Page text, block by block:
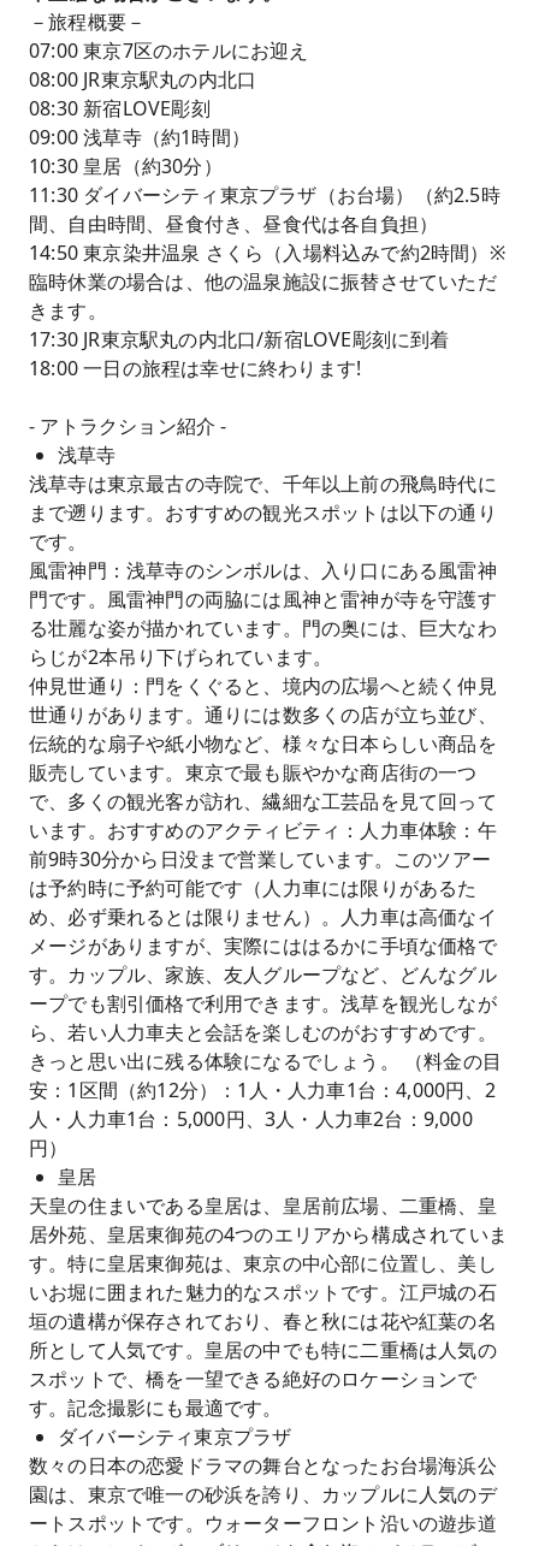
－旅程概要－
07:00 東京7区のホテルにお迎え
08:00 JR東京駅丸の内北口
08:30 新宿LOVE彫刻
09:00 浅草寺（約1時間）
10:30 皇居（約30分）
11:30 ダイバーシティ東京プラザ（お台場）（約2.5時
間、自由時間、昼食付き、昼食代は各自負担）
14:50 東京染井温泉 さくら（入場料込みで約2時間）※
臨時休業の場合は、他の温泉施設に振替させていただ
きます。
17:30 JR東京駅丸の内北口/新宿LOVE彫刻に到着
18:00 一日の旅程は幸せに終わります!
- アトラクション紹介 -
浅草寺
浅草寺は東京最古の寺院で、千年以上前の飛鳥時代に
まで遡ります。おすすめの観光スポットは以下の通り
です。
風雷神門：浅草寺のシンボルは、入り口にある風雷神
門です。風雷神門の両脇には風神と雷神が寺を守護す
る壮麗な姿が描かれています。門の奥には、巨大なわ
らじが2本吊り下げられています。
仲見世通り：門をくぐると、境内の広場へと続く仲見
世通りがあります。通りには数多くの店が立ち並び、
伝統的な扇子や紙小物など、様々な日本らしい商品を
販売しています。東京で最も賑やかな商店街の一つ
で、多くの観光客が訪れ、繊細な工芸品を見て回って
います。おすすめのアクティビティ：人力車体験：午
前9時30分から日没まで営業しています。このツアー
は予約時に予約可能です（人力車には限りがあるた
め、必ず乗れるとは限りません）。人力車は高価なイ
メージがありますが、実際にははるかに手頃な価格で
す。カップル、家族、友人グループなど、どんなグル
ープでも割引価格で利用できます。浅草を観光しなが
ら、若い人力車夫と会話を楽しむのがおすすめです。
きっと思い出に残る体験になるでしょう。 （料金の目
安：1区間（約12分）：1人・人力車1台：4,000円、2
人・人力車1台：5,000円、3人・人力車2台：9,000
円）
皇居
天皇の住まいである皇居は、皇居前広場、二重橋、皇
居外苑、皇居東御苑の4つのエリアから構成されていま
す。特に皇居東御苑は、東京の中心部に位置し、美し
いお堀に囲まれた魅力的なスポットです。江戸城の石
垣の遺構が保存されており、春と秋には花や紅葉の名
所として人気です。皇居の中でも特に二重橋は人気の
スポットで、橋を一望できる絶好のロケーションで
す。記念撮影にも最適です。
ダイバーシティ東京プラザ
数々の日本の恋愛ドラマの舞台となったお台場海浜公
園は、東京で唯一の砂浜を誇り、カップルに人気のデ
ートスポットです。ウォーターフロント沿いの遊歩道